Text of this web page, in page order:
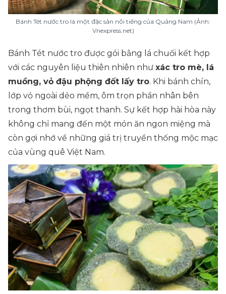
Bánh Tét nước tro là một đặc sản nổi tiếng của Quảng Nam (Ảnh:
Vnexpress.net)
Bánh Tét nước tro được gói bằng lá chuối kết hợp
với các nguyên liệu thiên nhiên như xác tro mè, lá
muồng, vỏ đậu phộng đốt lấy tro. Khi bánh chín,
lớp vỏ ngoài dẻo mềm, ôm trọn phần nhân bên
trong thơm bùi, ngọt thanh. Sự kết hợp hài hòa này
không chỉ mang đến một món ăn ngon miệng mà
còn gợi nhớ về những giá trị truyền thống mộc mạc
của vùng quê Việt Nam.